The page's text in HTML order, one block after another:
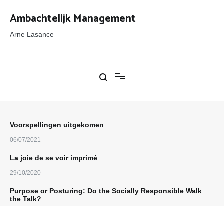
naar
inhoud
Ambachtelijk Management
Arne Lasance
Voorspellingen uitgekomen
06/07/2021
La joie de se voir imprimé
29/10/2020
Purpose or Posturing: Do the Socially Responsible Walk
the Talk?